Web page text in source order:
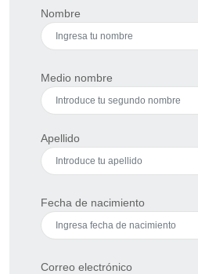
Nombre
Medio nombre
Apellido
Fecha de nacimiento
Correo electrónico